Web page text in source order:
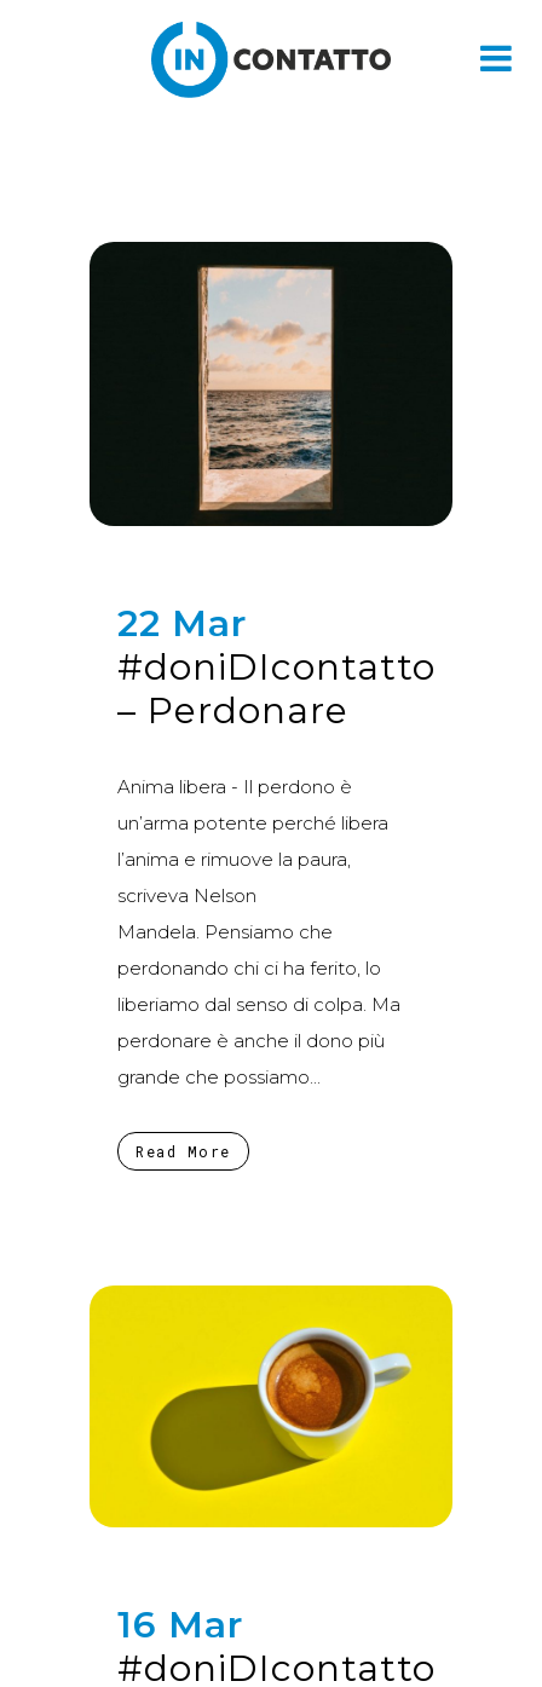
22 Mar
#doniDIcontatto
– Perdonare
Anima libera - Il perdono è
un’arma potente perché libera
l’anima e rimuove la paura,
scriveva Nelson
Mandela. Pensiamo che
perdonando chi ci ha ferito, lo
liberiamo dal senso di colpa. Ma
perdonare è anche il dono più
grande che possiamo...
Read More
16 Mar
#doniDIcontatto